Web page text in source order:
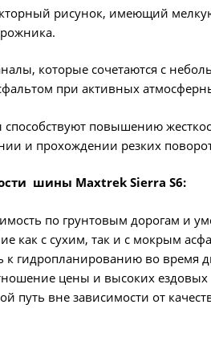
рисунок, имеющий
которые сочетаются с
при активных
повышению
и прохождении резких
шины Maxtrek Sierra S6:
по грунтовым дорогам и
как с сухим, так и с мокрым
к гидропланированию во время
цены и высоких ездовых
путь вне зависимости от